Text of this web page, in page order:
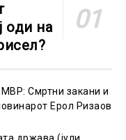
оди на
Смртни закани и
Ерол Ризаов